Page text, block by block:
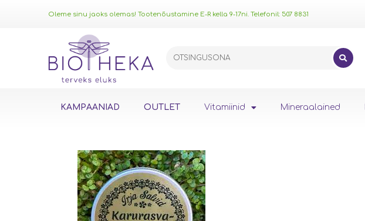
Oleme sinu jaoks olemas! Tootenõustamine E-R kella 9-17ni. Telefonil: 507 8831
KAMPAANIAD OUTLET Vitamiinid Mineraalained